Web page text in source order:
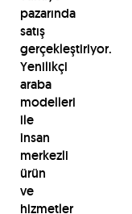
pazarında
satış
gerçekleştiriyor.
Yenilikçi
araba
modelleri
ile
insan
merkezli
ürün
ve
hizmetler